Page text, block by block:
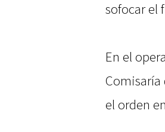
sofocar el
En el
Comisaría
el orden